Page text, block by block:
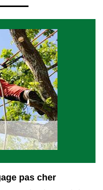
pas cher